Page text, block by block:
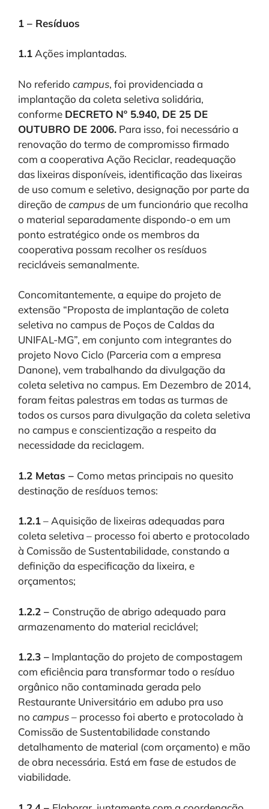
1 – Resíduos
1.1Ações implantadas.
No referido campus, foi providenciada a
implantação da coleta seletiva solidária,
conforme DECRETO Nº 5.940, DE 25 DE
OUTUBRO DE 2006. Para isso, foi necessário a
renovação do termo de compromisso firmado
com a cooperativa Ação Reciclar, readequação
das lixeiras disponíveis, identificação das lixeiras
de uso comum e seletivo, designação por parte da
direção decampusde um funcionário que recolha
o material separadamente dispondo-o em um
ponto estratégico onde os membros da
cooperativa possam recolher os resíduos
recicláveis semanalmente.
Concomitantemente, a equipe do projeto de
extensão “Proposta de implantação de coleta
seletiva no campus de Poços de Caldas da
UNIFAL-MG”, em conjunto com integrantes do
projeto Novo Ciclo (Parceria com a empresa
Danone), vem trabalhando da divulgação da
coleta seletiva no campus. Em Dezembro de 2014,
foram feitas palestras em todas as turmas de
todos os cursos para divulgação da coleta seletiva
no campus e conscientização a respeito da
necessidade da reciclagem.
1.2 Metas – Como metas principais no quesito
destinação de resíduos temos:
1.2.1– Aquisição de lixeiras adequadas para
coleta seletiva – processo foi aberto e protocolado
à Comissão de Sustentabilidade, constando a
definição da especificação da lixeira, e
orçamentos;
1.2.2 – Construção de abrigo adequado para
armazenamento do material reciclável;
1.2.3 – Implantação do projeto de compostagem
com eficiência para transformar todo o resíduo
orgânico não contaminada gerada pelo
Restaurante Universitário em adubo pra uso
no campus– processo foi aberto e protocolado à
Comissão de Sustentabilidade constando
detalhamento de material (com orçamento) e mão
de obra necessária. Está em fase de estudos de
viabilidade.